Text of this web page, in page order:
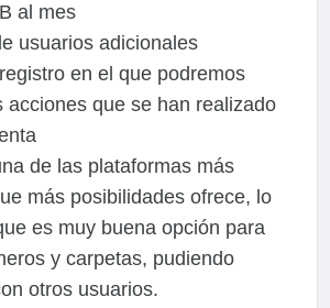
al mes
usuarios adicionales
en el que podremos
acciones que se han realizado
de las plataformas más
más posibilidades ofrece, lo
es muy buena opción para
y carpetas, pudiendo
otros usuarios.